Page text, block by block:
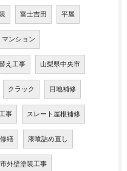
富士吉田 平屋
マンション
え工事 山梨県中央市
クラック 目地補修
事 スレート屋根補修
繕 漆喰詰め直し
外壁塗装工事